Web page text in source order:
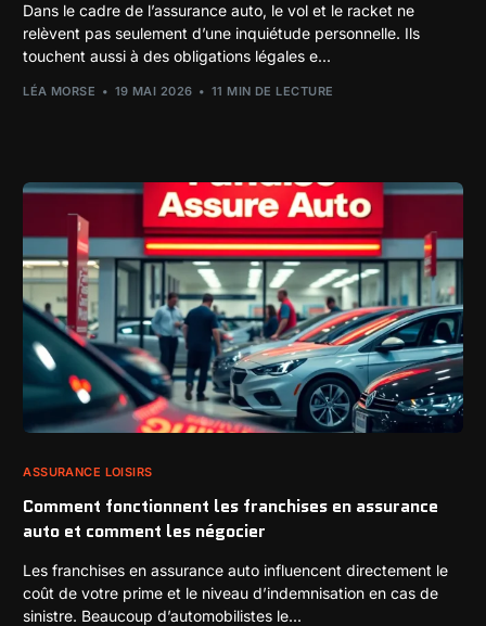
Dans le cadre de l’assurance auto, le vol et le racket ne
relèvent pas seulement d’une inquiétude personnelle. Ils
touchent aussi à des obligations légales e...
LÉA MORSE 19 MAI 2026 11 MIN DE LECTURE
ASSURANCE LOISIRS
Comment fonctionnent les franchises en assurance
auto et comment les négocier
Les franchises en assurance auto influencent directement le
coût de votre prime et le niveau d’indemnisation en cas de
sinistre. Beaucoup d’automobilistes le...